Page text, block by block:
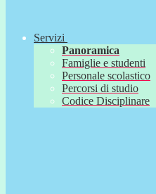
Servizi
Panoramica
Famiglie e studenti
Personale scolastico
Percorsi di studio
Codice Disciplinare